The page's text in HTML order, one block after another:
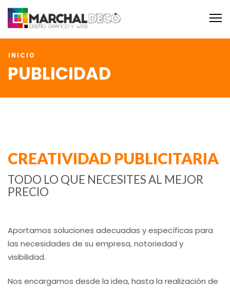
INICIO
PUBLICIDAD
CREATIVIDAD PUBLICITARIA
TODO LO QUE NECESITES AL MEJOR
PRECIO
Aportamos soluciones adecuadas y específicas para
las necesidades de su empresa, notoriedad y
visibilidad.
Nos encargamos desde la idea, hasta la realización de